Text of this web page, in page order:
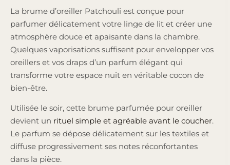
La brume d’oreiller Patchouli est conçue pour
parfumer délicatement votre linge de lit et créer une
atmosphère douce et apaisante dans la chambre.
Quelques vaporisations suffisent pour envelopper vos
oreillers et vos draps d’un parfum élégant qui
transforme votre espace nuit en véritable cocon de
bien-être.
Utilisée le soir, cette brume parfumée pour oreiller
devient un rituel simple et agréable avant le coucher.
Le parfum se dépose délicatement sur les textiles et
diffuse progressivement ses notes réconfortantes
dans la pièce.